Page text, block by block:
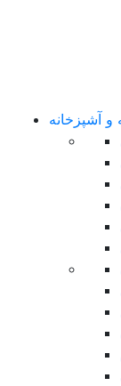
و آشپزخانه